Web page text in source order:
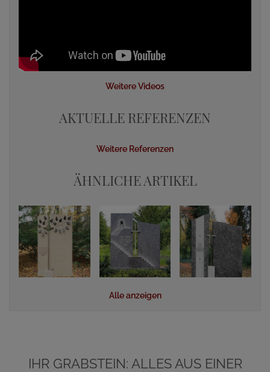
Weitere Videos
AKTUELLE REFERENZEN
Weitere Referenzen
ÄHNLICHE ARTIKEL
Alle anzeigen
IHR GRABSTEIN: ALLES AUS EINER